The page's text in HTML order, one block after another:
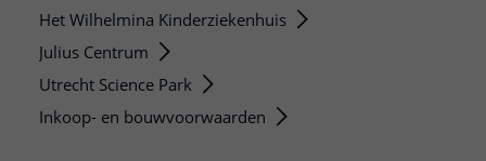
Het Wilhelmina Kinderziekenhuis
Julius Centrum
Utrecht Science Park
Inkoop- en bouwvoorwaarden